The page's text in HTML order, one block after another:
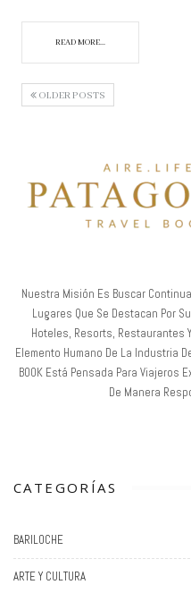
READ MORE...
OLDER POSTS
Nuestra Misión Es Buscar
Lugares Que Se Destacan Por
Hoteles, Resorts, Restaurantes
Elemento Humano De La Industria
BOOK Está Pensada Para Viajeros
De Manera
CATEGORÍAS
BARILOCHE
ARTE Y CULTURA